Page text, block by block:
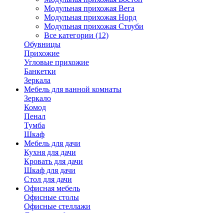
Модульная прихожая Вега
Модульная прихожая Норд
Модульная прихожая Стоуби
Все категории (12)
Обувницы
Прихожие
Угловые прихожие
Банкетки
Зеркала
Мебель для ванной комнаты
Зеркало
Комод
Пенал
Тумба
Шкаф
Мебель для дачи
Кухня для дачи
Кровать для дачи
Шкаф для дачи
Стол для дачи
Офисная мебель
Офисные столы
Офисные стеллажи